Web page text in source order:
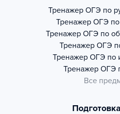
Тренажер ОГЭ по
Тренажер ОГЭ по
Тренажер ОГЭ по
Тренажер ОГЭ
Тренажер ОГЭ по
Тренажер ОГЭ
Все